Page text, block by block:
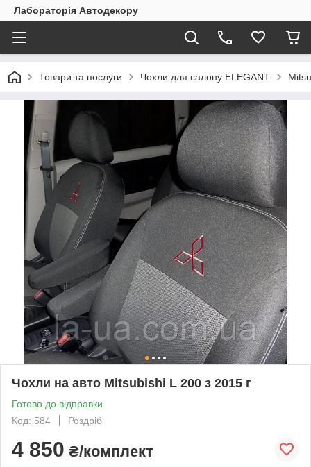
Лабораторія Автодекору
Товари та послуги Чохли для салону ELEGANT
Чохли на авто Mitsubishi L 200 з 2015 г
Готово до відправки
Код: 584
Роздріб
4 850 ₴/комплект